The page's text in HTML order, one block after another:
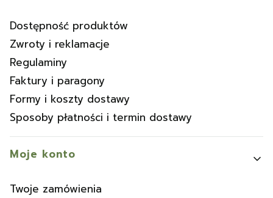
Dostępność produktów
Zwroty i reklamacje
Regulaminy
Faktury i paragony
Formy i koszty dostawy
Sposoby płatności i termin dostawy
Moje konto
Twoje zamówienia